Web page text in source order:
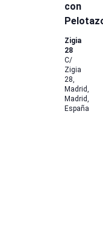
con
Zigia
28
C/
Zigia
28,
Madrid,
Madrid,
España